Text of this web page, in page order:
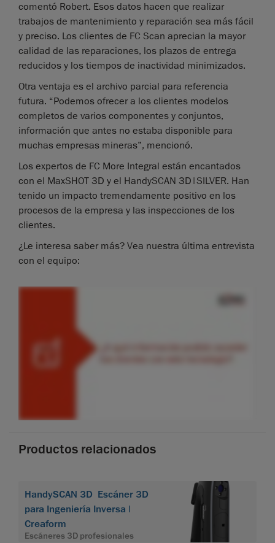
comentó Robert. Esos datos hacen que realizar
trabajos de mantenimiento y reparación sea más fácil
y preciso. Los clientes de FC Scan aprecian la mayor
calidad de las reparaciones, los plazos de entrega
reducidos y los tiempos de inactividad minimizados.
Otra ventaja es el archivo parcial para referencia
futura. “Podemos ofrecer a los clientes modelos
completos de varios componentes y conjuntos,
información que antes no estaba disponible para
muchas empresas mineras”, mencionó.
Los expertos de FC More Integral están encantados
con el MaxSHOT 3D y el HandySCAN 3D|SILVER. Han
tenido un impacto tremendamente positivo en los
procesos de la empresa y las inspecciones de los
clientes.
¿Le interesa saber más? Vea nuestra última entrevista
con el equipo:
Productos relacionados
HandySCAN 3D Escáner 3D
para Ingeniería Inversa |
Creaform
Escáneres 3D profesionales